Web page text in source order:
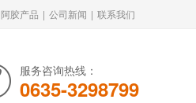
阿胶产品 | 公司新闻 | 联系我们
服务咨询热线：
0635-3298799